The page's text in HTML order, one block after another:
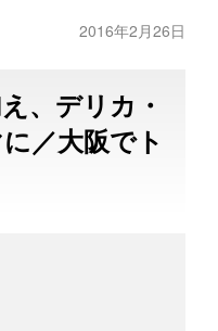
2016年2月26日
、デリカ・
／大阪でト